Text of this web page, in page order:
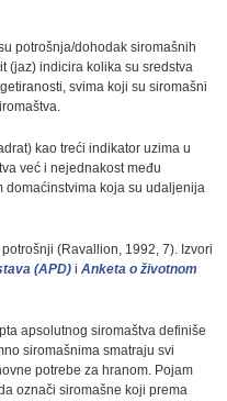
potrošnja/dohodak siromašnih
(jaz) indicira kolika su sredstva
svima koji su siromašni
kao treći indikator uzima u
već i nejednakost među
koja su udaljenija
(Ravallion, 1992, 7). Izvori
(APD) iAnketa o životnom
apsolutnog siromaštva definiše
siromašnima smatraju svi
potrebe za hranom. Pojam
označi siromašne koji prema